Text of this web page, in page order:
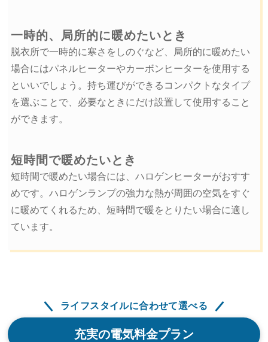
一時的、局所的に暖めたいとき
脱衣所で一時的に寒さをしのぐなど、局所的に暖めたい
場合にはパネルヒーターやカーボンヒーターを使用する
といいでしょう。持ち運びができるコンパクトなタイプ
を選ぶことで、必要なときにだけ設置して使用すること
ができます。
短時間で暖めたいとき
短時間で暖めたい場合には、ハロゲンヒーターがおすす
めです。ハロゲンランプの強力な熱が周囲の空気をすぐ
に暖めてくれるため、短時間で暖をとりたい場合に適し
ています。
ライフスタイルに合わせて選べる
充実の電気料金プラン